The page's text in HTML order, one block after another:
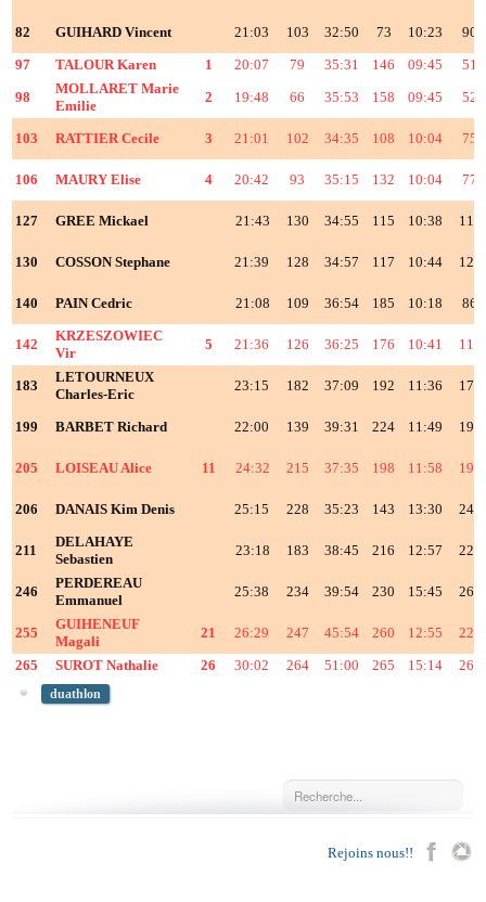
82 GUIHARD Vincent 21:03 103 32:50 73 10:23 90
97 TALOUR Karen 1 20:07 79 35:31 146 09:45 51
98
MOLLARET Marie
Emilie
2 19:48 66 35:53 158 09:45 52
103 RATTIER Cecile 3 21:01 102 34:35 108 10:04 75
106 MAURY Elise 4 20:42 93 35:15 132 10:04 77
127 GREE Mickael 21:43 130 34:55 115 10:38 113
130 COSSON Stephane 21:39 128 34:57 117 10:44 121
140 PAIN Cedric 21:08 109 36:54 185 10:18 86
142
KRZESZOWIEC
Vir
5 21:36 126 36:25 176 10:41 118
183
LETOURNEUX
Charles-Eric
23:15 182 37:09 192 11:36 176
199 BARBET Richard 22:00 139 39:31 224 11:49 192
205 LOISEAU Alice 11 24:32 215 37:35 198 11:58 198
206 DANAIS Kim Denis 25:15 228 35:23 143 13:30 242
211
DELAHAYE
Sebastien
23:18 183 38:45 216 12:57 225
246
PERDEREAU
Emmanuel
25:38 234 39:54 230 15:45 264
255
GUIHENEUF
Magali
21 26:29 247 45:54 260 12:55 222
265 SUROT Nathalie 26 30:02 264 51:00 265 15:14
261
duathlon
Rejoins nous!!